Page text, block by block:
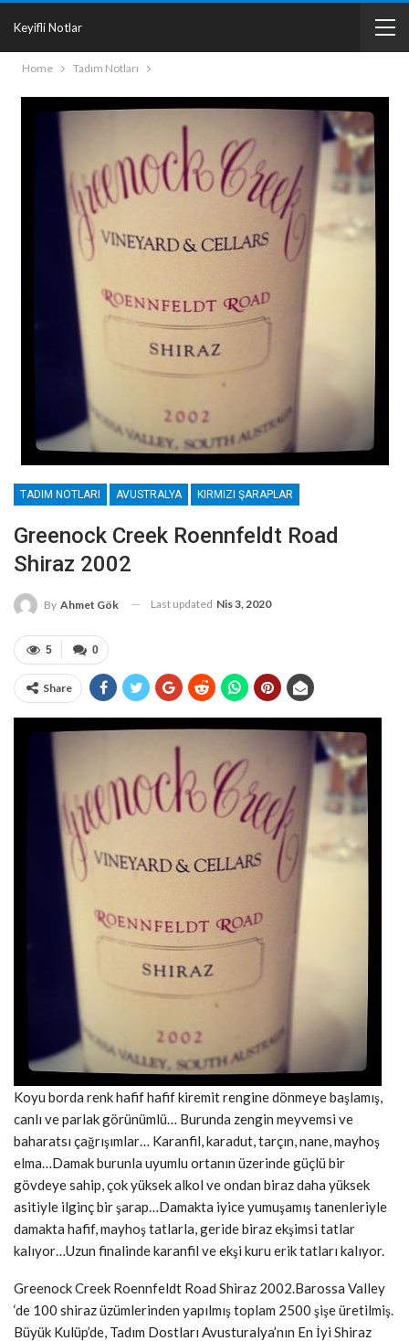
Keyifli Notlar
Home Tadım Notları
TADIM NOTLARI AVUSTRALYA KIRMIZI ŞARAPLAR
Greenock Creek Roennfeldt Road
Shiraz 2002
By Ahmet Gök Last updated Nis 3, 2020
0
5
Share
Koyu borda renk hafif hafif kiremit rengine dönmeye başlamış,
canlı ve parlak görünümlü… Burunda zengin meyvemsi ve
baharatsı çağrışımlar… Karanfil, karadut, tarçın, nane, mayhoş
elma…Damak burunla uyumlu ortanın üzerinde güçlü bir
gövdeye sahip, çok yüksek alkol ve ondan biraz daha yüksek
asitiyle ilginç bir şarap…Damakta iyice yumuşamış tanenleriyle
damakta hafif, mayhoş tatlarla, geride biraz ekşimsi tatlar
kalıyor…Uzun finalinde karanfil ve ekşi kuru erik tatları kalıyor.
Greenock Creek Roennfeldt Road Shiraz 2002.Barossa Valley
‘de 100 shiraz üzümlerinden yapılmış toplam 2500 şişe üretilmiş.
Büyük Kulüp’de, Tadım Dostları Avusturalya’nın En İyi Shiraz